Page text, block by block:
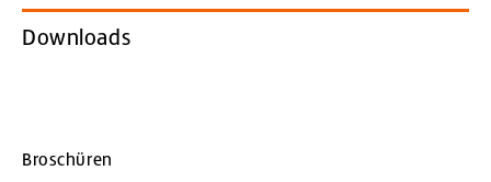
Downloads
Broschüren